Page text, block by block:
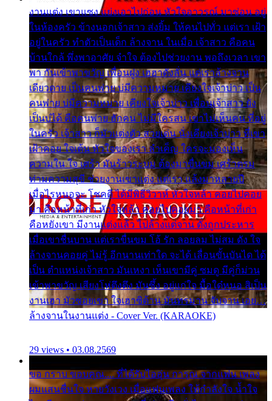
งานแต่ง เขาแซง แย่งเอาไปก่อน หัวใจอาวรณ์ มาซ่อน อยู่
ในห้องครัว ข้างนอกเจ้าสาว ส่งยิ้ม ให้คนไปทั่ว แต่เรา เฝ้า
อยู่ในครัว ทำตัวเป็นเด็ก ล้างจาน ในเมื่อ เจ้าสาว คือคน
บ้านใกล้ พึ่งพาอาศัย จำใจ ต้องไปช่วยงาน พอถึงเวลา เขา
พา กันเข้าพาขวัญ เพื่อนฝูง เฮฮาดังลั่น แต่เราล้างจาน
เดียวดาย เป็นคนพ่าย บ่มีความหมาย เคียงใจเจ้าบ่าว เป็น
คนพ่าย บ่มีความหมาย เคียงใจเจ้าบ่าว เพื่อนเจ้าสาว ยัง
เป็นบ่ได้ คือคนพ่าย ฮักคน ไม่มีใครสน เขาไม่เห็นคน ที่อยู่
ในครัว เจ้าสาว ก็มัวแต่งตัว สวยเด่น นั่งเคียงเจ้าบ่าว ที่เขา
เฝ้าคอย ใจเต้น หัวใจของเรา ลำเค็ญ ใครจะมองเห็น
ความใน ใจ เศร้า มันร้าวระบม ต้องมาขื่นขม เศร้าตรม
ท่ามความสุขี ช่วยงานเขาแต่ง แต่เรา แล้งมาหลายปี
เมื่อไรหนอจะ โชคดี ได้มีพิธีวิวาห์ หัวใจหล้า คอยไปคอย
มา คือหน้าที่เก่า หัวใจหล้า คอยไปคอยมา คือหน้าที่เก่า
คือหยังเขา มีงานแต่งแล้ว ไปล้างแต่จาน ดั่งถูกประหาร
เมื่อเขาชื่นบาน แต่เราขื่นขม โอ้ รัก ลอยลม ไม่สม ดัง ใจ
ล้างจานคอยคู่ ไม่รู้ อีกนานเท่าใด จะได้ เลื่อนขั้นบันได ได้
เป็น ตำแหน่งเจ้าสาว มันเหงา เห็นเขามีคู่ ซมดู มีคู่ก็ม่วน
เข้าพาขวัญ เสียงโห่ตึงตึง มันซึ้ง อยู่แก่ใจ มื้อใด๋หนอ สิเป็น
งานเฮา มัวซอยเขา ใจเฮาซิด้าน มันทรมาน จับจาน เอย…
ล้างจานในงานแต่ง - Cover Ver. (KARAOKE)
29 views • 03.08.2569
ขอ กราบ ขอบคุณ.... ที่ได้รับไออุ่น การุณ จากแฟน เพลง
ผมแสนชื่นใจ หายวังเวง เมื่อแฟนเพลง ให้กำลังใจ น้ำใจ